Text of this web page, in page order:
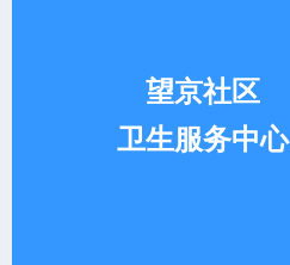
望京社区
卫生服务中心